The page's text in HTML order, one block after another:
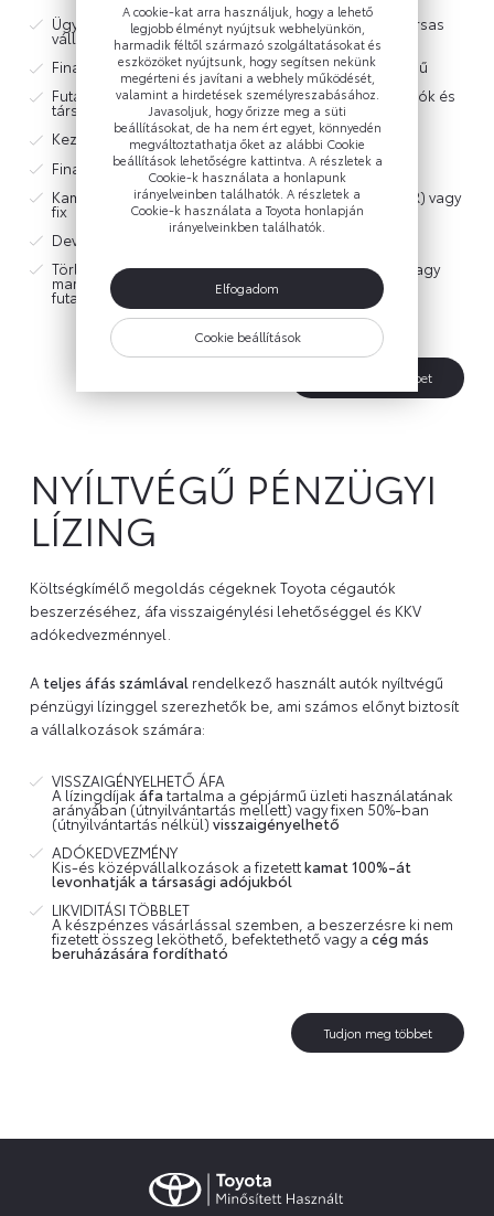
Ügyfelek: magánszemélyek, egyéni vállalkozók és társas
vállalkozások
Finanszírozható eszköz: személy- és haszongépjármű
Futamidő: 86 hónap vagy 96 hónap (egyéni vállalkozók és
társas vállalkozások esetén)
Kezdőrészlet: minimum 20%
Finanszírozott összeg: minimum 800.000 Ft
Kamatozás: változó (irányadó kamatláb 1 havi BUBOR) vagy
fix
Devizanem: forint
Törlesztési mód: annuitásos azaz végig egyenletes vagy
maradványértékes, ahol a kiemelt törlesztő részlet a
futamidő végén jelentkezik
Tudjon meg többet
NYÍLTVÉGŰ PÉNZÜGYI
LÍZING
Költségkímélő megoldás cégeknek Toyota cégautók
beszerzéséhez, áfa visszaigénylési lehetőséggel és KKV
adókedvezménnyel.
A teljes áfás számlával rendelkező használt autók nyíltvégű
pénzügyi lízinggel szerezhetők be, ami számos előnyt biztosít
a vállalkozások számára:
VISSZAIGÉNYELHETŐ ÁFA
A lízingdíjak áfa tartalma a gépjármű üzleti használatának
arányában (útnyilvántartás mellett) vagy fixen 50%-ban
(útnyilvántartás nélkül) visszaigényelhető
ADÓKEDVEZMÉNY
Kis-és középvállalkozások a fizetettkamat 100%-át
levonhatják a társasági adójukból
LIKVIDITÁSI TÖBBLET
A készpénzes vásárlással szemben, a beszerzésre ki nem
fizetett összeg leköthető, befektethető vagy a cég más
beruházására fordítható
Tudjon meg többet
A cookie-kat arra használjuk, hogy a lehető
legjobb élményt nyújtsuk webhelyünkön,
harmadik féltől származó szolgáltatásokat és
eszközöket nyújtsunk, hogy segítsen nekünk
megérteni és javítani a webhely működését,
valamint a hirdetések személyreszabásához.
Javasoljuk, hogy őrizze meg a süti
beállításokat, de ha nem ért egyet, könnyedén
megváltoztathatja őket az alábbi Cookie
beállítások lehetőségre kattintva. A részletek a
Cookie-k használata a honlapunk
irányelveinben találhatók. A részletek a
Cookie-k használata a Toyota honlapján
irányelveinkben találhatók.
Elfogadom
Cookie beállítások